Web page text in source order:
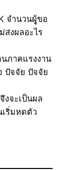
จำนวนผุู้ขอ
ส่งผลอะไร
ภาคแรงงาน
ปัจจัย ปัจจัย
งจะเป็นผล
เริ่มหดตัว